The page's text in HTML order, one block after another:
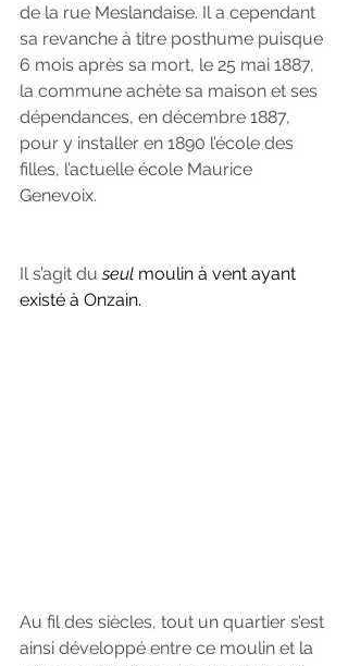
de la rue Meslandaise. Il a cependant
sa revanche à titre posthume puisque
6 mois après sa mort, le 25 mai 1887,
la commune achète sa maison et ses
dépendances, en décembre 1887,
pour y installer en 1890 l’école des
filles, l’actuelle école Maurice
Genevoix.
Il s’agit du seul moulin à vent ayant
existé à Onzain.
Au fil des siècles, tout un quartier s’est
ainsi développé entre ce moulin et la